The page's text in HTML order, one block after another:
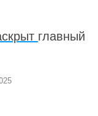
главный